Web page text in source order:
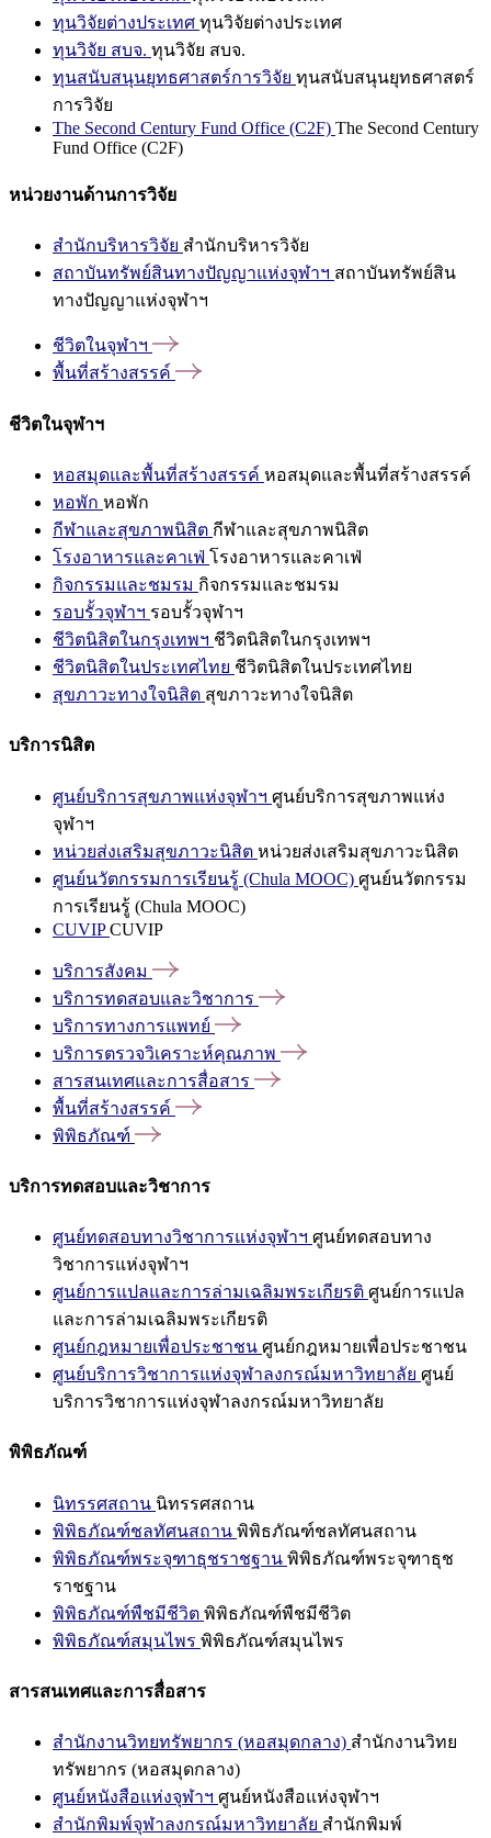
ทุนวิจัยต่างประเทศ ทุนวิจัยต่างประเทศ
ทุนวิจัย สบจ. ทุนวิจัย สบจ.
ทุนสนับสนุนยุทธศาสตร์การวิจัย ทุนสนับสนุนยุทธศาสตร์
การวิจัย
The Second Century Fund Office (C2F) The Second Century
Fund Office (C2F)
หน่วยงานด้านการวิจัย
สำนักบริหารวิจัย สำนักบริหารวิจัย
สถาบันทรัพย์สินทางปัญญาแห่งจุฬาฯ สถาบันทรัพย์สิน
ทางปัญญาแห่งจุฬาฯ
ชีวิตในจุฬาฯ
พื้นที่สร้างสรรค์
ชีวิตในจุฬาฯ
หอสมุดและพื้นที่สร้างสรรค์ หอสมุดและพื้นที่สร้างสรรค์
หอพัก หอพัก
กีฬาและสุขภาพนิสิต กีฬาและสุขภาพนิสิต
โรงอาหารและคาเฟ่ โรงอาหารและคาเฟ่
กิจกรรมและชมรม กิจกรรมและชมรม
รอบรั้วจุฬาฯ รอบรั้วจุฬาฯ
ชีวิตนิสิตในกรุงเทพฯ ชีวิตนิสิตในกรุงเทพฯ
ชีวิตนิสิตในประเทศไทย ชีวิตนิสิตในประเทศไทย
สุขภาวะทางใจนิสิต สุขภาวะทางใจนิสิต
บริการนิสิต
ศูนย์บริการสุขภาพแห่งจุฬาฯ ศูนย์บริการสุขภาพแห่ง
จุฬาฯ
หน่วยส่งเสริมสุขภาวะนิสิต หน่วยส่งเสริมสุขภาวะนิสิต
ศูนย์นวัตกรรมการเรียนรู้ (Chula MOOC) ศูนย์นวัตกรรม
การเรียนรู้ (Chula MOOC)
CUVIPCUVIP
บริการสังคม
บริการทดสอบและวิชาการ
บริการทางการแพทย์
บริการตรวจวิเคราะห์คุณภาพ
สารสนเทศและการสื่อสาร
พื้นที่สร้างสรรค์
พิพิธภัณฑ์
บริการทดสอบและวิชาการ
ศูนย์ทดสอบทางวิชาการแห่งจุฬาฯ ศูนย์ทดสอบทาง
วิชาการแห่งจุฬาฯ
ศูนย์การแปลและการล่ามเฉลิมพระเกียรติ ศูนย์การแปล
และการล่ามเฉลิมพระเกียรติ
ศูนย์กฎหมายเพื่อประชาชน ศูนย์กฎหมายเพื่อประชาชน
ศูนย์บริการวิชาการแห่งจุฬาลงกรณ์มหาวิทยาลัย ศูนย์
บริการวิชาการแห่งจุฬาลงกรณ์มหาวิทยาลัย
พิพิธภัณฑ์
นิทรรศสถาน นิทรรศสถาน
พิพิธภัณฑ์ชลทัศนสถาน พิพิธภัณฑ์ชลทัศนสถาน
พิพิธภัณฑ์พระจุฑาธุชราชฐาน พิพิธภัณฑ์พระจุฑาธุช
ราชฐาน
พิพิธภัณฑ์พืชมีชีวิต พิพิธภัณฑ์พืชมีชีวิต
พิพิธภัณฑ์สมุนไพร พิพิธภัณฑ์สมุนไพร
สารสนเทศและการสื่อสาร
สำนักงานวิทยทรัพยากร (หอสมุดกลาง) สำนักงานวิทย
ทรัพยากร (หอสมุดกลาง)
ศูนย์หนังสือแห่งจุฬาฯ ศูนย์หนังสือแห่งจุฬาฯ
สำนักพิมพ์จุฬาลงกรณ์มหาวิทยาลัย สำนักพิมพ์